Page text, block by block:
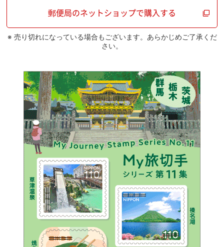
郵便局のネットショップで購入する
※ 売り切れになっている場合もございます。あらかじめご了承くだ
さい。